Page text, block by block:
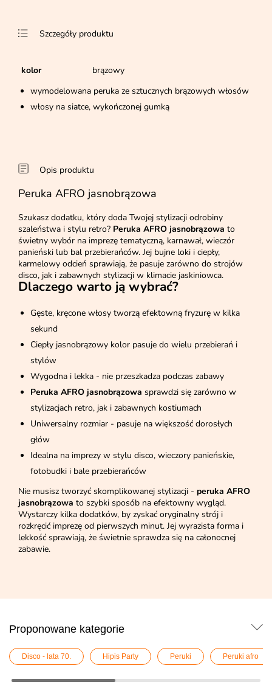
Szczegóły produktu
kolor
brązowy
wymodelowana peruka ze sztucznych brązowych włosów
włosy na siatce, wykończonej gumką
Opis produktu
Peruka AFRO jasnobrązowa
Szukasz dodatku, który doda Twojej stylizacji odrobiny
szaleństwa i stylu retro? Peruka AFRO jasnobrązowa to
świetny wybór na imprezę tematyczną, karnawał, wieczór
panieński lub bal przebierańców. Jej bujne loki i ciepły,
karmelowy odcień sprawiają, że pasuje zarówno do strojów
disco, jak i zabawnych stylizacji w klimacie jaskiniowca.
Dlaczego warto ją wybrać?
Gęste, kręcone włosy tworzą efektowną fryzurę w kilka
sekund
Ciepły jasnobrązowy kolor pasuje do wielu przebierań i
stylów
Wygodna i lekka - nie przeszkadza podczas zabawy
Peruka AFRO jasnobrązowa sprawdzi się zarówno w
stylizacjach retro, jak i zabawnych kostiumach
Uniwersalny rozmiar - pasuje na większość dorosłych
głów
Idealna na imprezy w stylu disco, wieczory panieńskie,
fotobudki i bale przebierańców
Nie musisz tworzyć skomplikowanej stylizacji - peruka AFRO
jasnobrązowa to szybki sposób na efektowny wygląd.
Wystarczy kilka dodatków, by zyskać oryginalny strój i
rozkręcić imprezę od pierwszych minut. Jej wyrazista forma i
lekkość sprawiają, że świetnie sprawdza się na całonocnej
zabawie.
Proponowane kategorie
Disco - lata 70. Hipis Party Peruki Peruki afro